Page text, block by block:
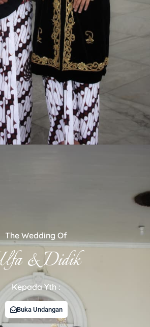
The Wedding Of
& Didik
Kepada Yth :
Buka Undangan